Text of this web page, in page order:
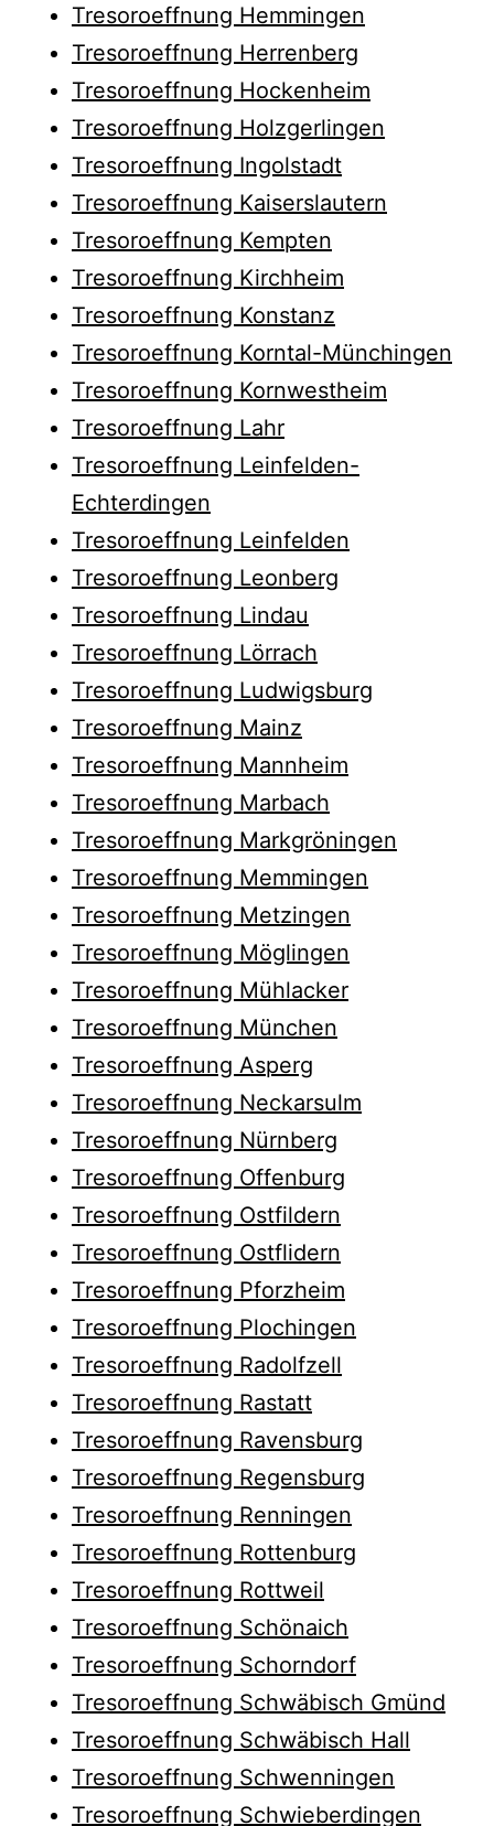
Tresoroeffnung Hemmingen
Tresoroeffnung Herrenberg
Tresoroeffnung Hockenheim
Tresoroeffnung Holzgerlingen
Tresoroeffnung Ingolstadt
Tresoroeffnung Kaiserslautern
Tresoroeffnung Kempten
Tresoroeffnung Kirchheim
Tresoroeffnung Konstanz
Tresoroeffnung Korntal-Münchingen
Tresoroeffnung Kornwestheim
Tresoroeffnung Lahr
Tresoroeffnung Leinfelden-
Echterdingen
Tresoroeffnung Leinfelden
Tresoroeffnung Leonberg
Tresoroeffnung Lindau
Tresoroeffnung Lörrach
Tresoroeffnung Ludwigsburg
Tresoroeffnung Mainz
Tresoroeffnung Mannheim
Tresoroeffnung Marbach
Tresoroeffnung Markgröningen
Tresoroeffnung Memmingen
Tresoroeffnung Metzingen
Tresoroeffnung Möglingen
Tresoroeffnung Mühlacker
Tresoroeffnung München
Tresoroeffnung Asperg
Tresoroeffnung Neckarsulm
Tresoroeffnung Nürnberg
Tresoroeffnung Offenburg
Tresoroeffnung Ostfildern
Tresoroeffnung Ostflidern
Tresoroeffnung Pforzheim
Tresoroeffnung Plochingen
Tresoroeffnung Radolfzell
Tresoroeffnung Rastatt
Tresoroeffnung Ravensburg
Tresoroeffnung Regensburg
Tresoroeffnung Renningen
Tresoroeffnung Rottenburg
Tresoroeffnung Rottweil
Tresoroeffnung Schönaich
Tresoroeffnung Schorndorf
Tresoroeffnung Schwäbisch Gmünd
Tresoroeffnung Schwäbisch Hall
Tresoroeffnung Schwenningen
Tresoroeffnung Schwieberdingen